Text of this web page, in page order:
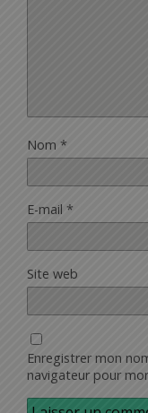
Nom *
E-mail *
Site web
Enregistrer mon
navigateur pour